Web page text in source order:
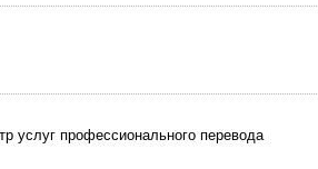
услуг профессионального перевода